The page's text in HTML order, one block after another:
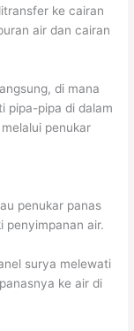
ke cairan
air dan cairan
di mana
pipa-pipa di dalam
penukar
penukar panas
penyimpanan air.
surya melewati
ke air di